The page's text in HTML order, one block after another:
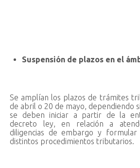
Suspensión de plazos en el
Se amplían los plazos de trámites
de abril o 20 de mayo, dependiendo
se deben iniciar a partir de la
decreto ley, en relación a
diligencias de embargo y formular
distintos procedimientos tributarios.